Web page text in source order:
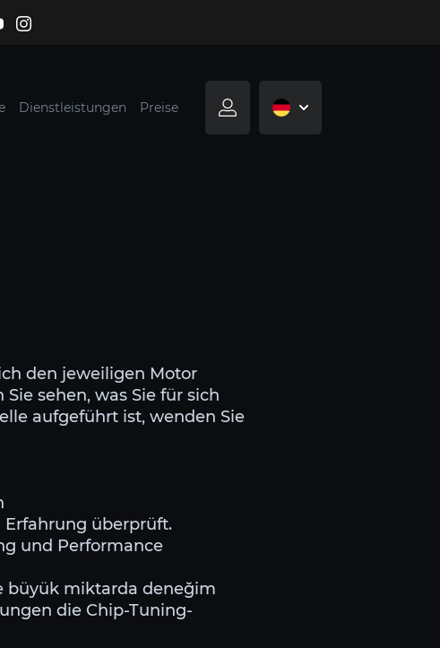
Dienstleistungen Preise
den jeweiligen Motor
sehen, was Sie für sich
aufgeführt ist, wenden Sie
überprüft.
und Performance
büyük miktarda deneğim
die Chip-Tuning-